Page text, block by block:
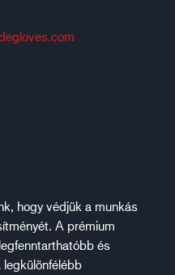
hogy védjük a munkás
A prémium
és